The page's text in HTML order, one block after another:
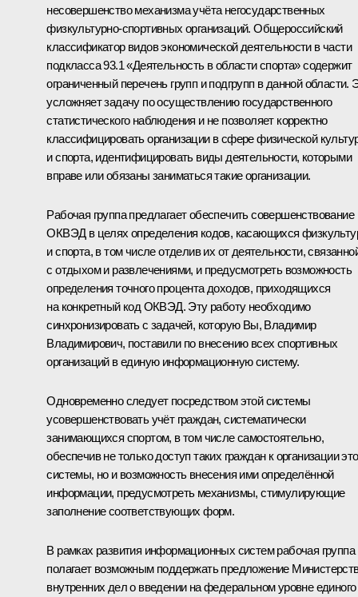
несовершенство механизма учёта негосударственных
физкультурно-спортивных организаций. Общероссийский
классификатор видов экономической деятельности в части
подкласса 93.1 «Деятельность в области спорта» содержит
ограниченный перечень групп и подгрупп в данной области.
усложняет задачу по осуществлению государственного
статистического наблюдения и не позволяет корректно
классифицировать организации в сфере физической
и спорта, идентифицировать виды деятельности, которыми
вправе или обязаны заниматься такие организации.
Рабочая группа предлагает обеспечить совершенствование
ОКВЭД в целях определения кодов, касающихся
и спорта, в том числе отделив их от деятельности,
с отдыхом и развлечениями, и предусмотреть возможность
определения точного процента доходов, приходящихся
на конкретный код ОКВЭД. Эту работу необходимо
синхронизировать с задачей, которую Вы, Владимир
Владимирович, поставили по внесению всех спортивных
организаций в единую информационную систему.
Одновременно следует посредством этой системы
усовершенствовать учёт граждан, систематически
занимающихся спортом, в том числе самостоятельно,
обеспечив не только доступ таких граждан к организации
системы, но и возможность внесения ими определённой
информации, предусмотреть механизмы, стимулирующие
заполнение соответствующих форм.
В рамках развития информационных систем рабочая группа
полагает возможным поддержать предложение
внутренних дел о введении на федеральном уровне единого